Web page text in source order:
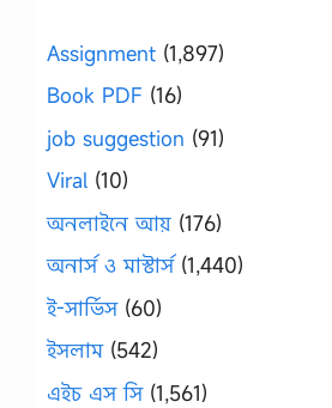
Assignment (1,897)
Book PDF (16)
job suggestion (91)
Viral (10)
অনলাইনে আয় (176)
অনার্স ও মাস্টার্স(1,440)
ই-সার্ভিস(60)
ইসলাম(542)
এইচ এস সি(1,561)